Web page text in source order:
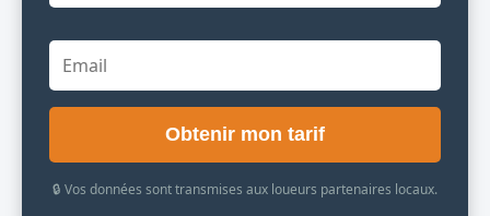
Obtenir mon tarif
🔒 Vos données sont transmises aux loueurs partenaires locaux.